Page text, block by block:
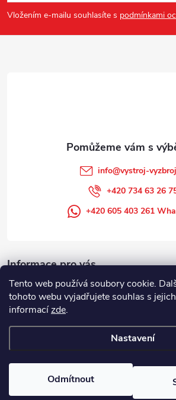
Tento web používá soubory cookie.
tohoto webu vyjadřujete souhlas s
informacízde.
Nastavení
Odmítnout
p
a
Vložením e-mailu souhlasíte s podmínkami
Informace pro vás
info@vystroj-
+420 734 63 26
+420 605 403 261
Copyright 2026
. Všechna práva